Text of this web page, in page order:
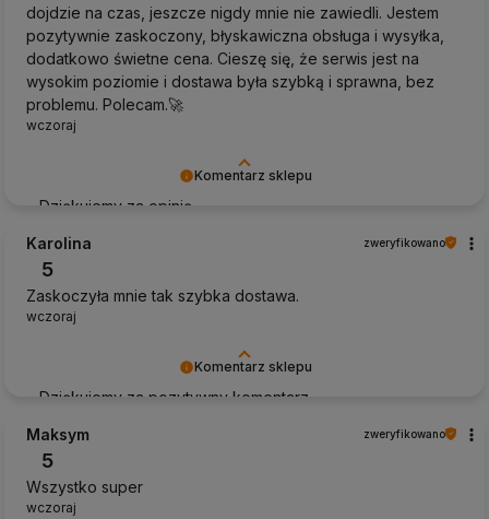
Komentarz sklepu
Dziękujemy za opinię
dojdzie na czas, jeszcze nigdy mnie nie zawiedli. Jestem
pozytywnie zaskoczony, błyskawiczna obsługa i wysyłka,
dodatkowo świetne cena. Cieszę się, że serwis jest na
wysokim poziomie i dostawa była szybką i sprawna, bez
problemu. Polecam.🚀
wczoraj
Komentarz sklepu
Dziękujemy za pozytywny komentarz
Karolina zweryfikowano
5
Zaskoczyła mnie tak szybka dostawa.
wczoraj
Maksym zweryfikowano
5
Wszystko super
wczoraj